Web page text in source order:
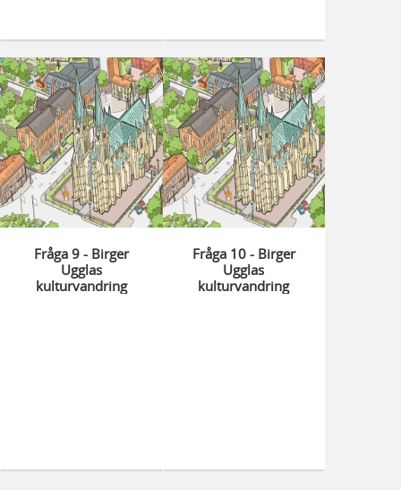
Fråga 9 - Birger
Ugglas
kulturvandring
Fråga 10 - Birger
Ugglas
kulturvandring